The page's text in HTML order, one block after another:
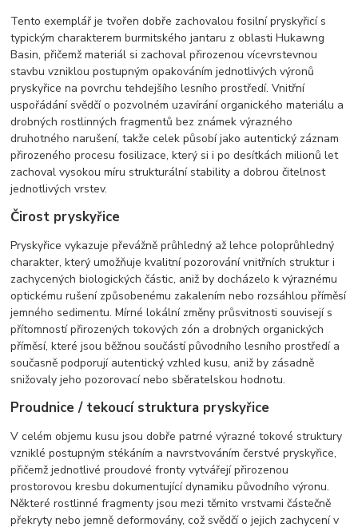
Tento exemplář je tvořen dobře zachovalou fosilní pryskyřicí s
typickým charakterem burmitského jantaru z oblasti Hukawng
Basin, přičemž materiál si zachoval přirozenou vícevrstevnou
stavbu vzniklou postupným opakováním jednotlivých výronů
pryskyřice na povrchu tehdejšího lesního prostředí. Vnitřní
uspořádání svědčí o pozvolném uzavírání organického materiálu a
drobných rostlinných fragmentů bez známek výrazného
druhotného narušení, takže celek působí jako autentický záznam
přirozeného procesu fosilizace, který si i po desítkách milionů let
zachoval vysokou míru strukturální stability a dobrou čitelnost
jednotlivých vrstev.
Čirost pryskyřice
Pryskyřice vykazuje převážně průhledný až lehce poloprůhledný
charakter, který umožňuje kvalitní pozorování vnitřních struktur i
zachycených biologických částic, aniž by docházelo k výraznému
optickému rušení způsobenému zakalením nebo rozsáhlou příměsí
jemného sedimentu. Mírné lokální změny průsvitnosti souvisejí s
přítomností přirozených tokových zón a drobných organických
příměsí, které jsou běžnou součástí původního lesního prostředí a
současně podporují autentický vzhled kusu, aniž by zásadně
snižovaly jeho pozorovací nebo sběratelskou hodnotu.
Proudnice / tekoucí struktura pryskyřice
V celém objemu kusu jsou dobře patrné výrazné tokové struktury
vzniklé postupným stékáním a navrstvováním čerstvé pryskyřice,
přičemž jednotlivé proudové fronty vytvářejí přirozenou
prostorovou kresbu dokumentující dynamiku původního výronu.
Některé rostlinné fragmenty jsou mezi těmito vrstvami částečně
překryty nebo jemně deformovány, což svědčí o jejich zachycení v